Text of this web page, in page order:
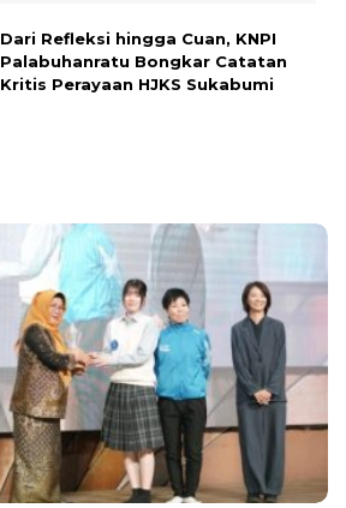
Dari Refleksi hingga Cuan, KNPI
Palabuhanratu Bongkar Catatan
Kritis Perayaan HJKS Sukabumi